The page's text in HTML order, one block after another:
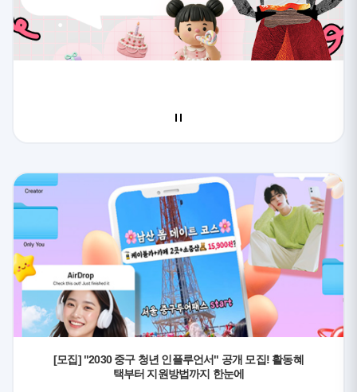
[모집] "2030 중구 청년 인플루언서" 공개 모집! 활동혜
택부터 지원방법까지 한눈에